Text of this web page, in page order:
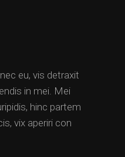
eu, vis detraxit
in mei. Mei
hinc partem
vix aperiri con